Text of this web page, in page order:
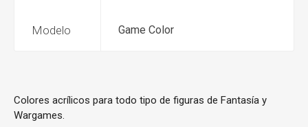
Modelo Game Color
Colores acrílicos para todo tipo de figuras de Fantasía y
Wargames.